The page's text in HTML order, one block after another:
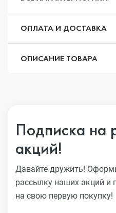
ОПЛАТА И ДОСТАВКА
ОПИСАНИЕ ТОВАРА
Подписка на
акций!
Давайте дружить!
рассылку наших акций и
на свою первую покупку!